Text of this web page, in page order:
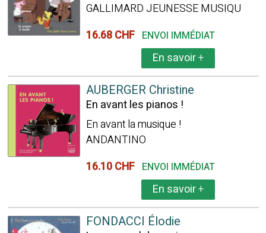
GALLIMARD JEUNESSE MUSIQU
16.68 CHF ENVOI IMMÉDIAT
En savoir+
AUBERGER Christine
En avant les pianos !
En avant la musique !
ANDANTINO
16.10 CHF ENVOI IMMÉDIAT
En savoir+
FONDACCI Élodie